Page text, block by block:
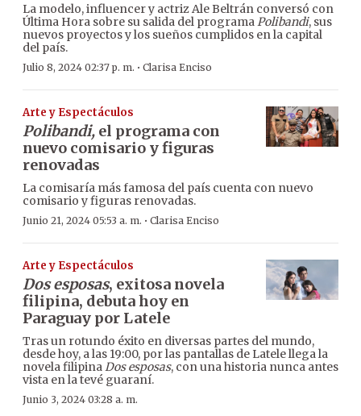
La modelo, influencer y actriz Ale Beltrán conversó con
Última Hora sobre su salida del programaPolibandi, sus
nuevos proyectos y los sueños cumplidos en la capital
del país.
Julio 8, 2024 02:37 p. m. · Clarisa Enciso
Arte y Espectáculos
Polibandi, el programa con
nuevo comisario y figuras
renovadas
La comisaría más famosa del país cuenta con nuevo
comisario y figuras renovadas.
Junio 21, 2024 05:53 a. m. · Clarisa Enciso
Arte y Espectáculos
Dos esposas, exitosa novela
filipina, debuta hoy en
Paraguay por Latele
Tras un rotundo éxito en diversas partes del mundo,
desde hoy, a las 19:00, por las pantallas de Latele llega la
novela filipinaDos esposas, con una historia nunca antes
vista en la tevé guaraní.
Junio 3, 2024 03:28 a. m.